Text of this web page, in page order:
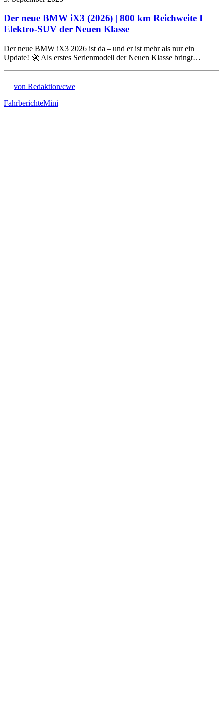
Der neue BMW iX3 (2026) | 800 km Reichweite I
Elektro-SUV der Neuen Klasse
Der neue BMW iX3 2026 ist da – und er ist mehr als nur ein
Update! 🚀 Als erstes Serienmodell der Neuen Klasse bringt…
von Redaktion/cwe
FahrberichteMini